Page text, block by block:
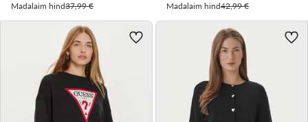
Madalaim hind37,99 €
Madalaim hind42,99 €